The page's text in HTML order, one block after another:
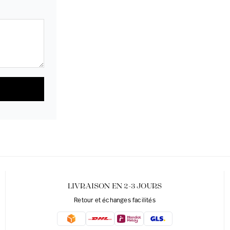
LIVRAISON EN 2-3 JOURS
Retour et échanges facilités